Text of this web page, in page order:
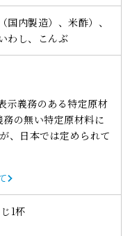
国内製造）、米酢）、
わし、こんぶ
示義務のある特定原材
の無い特定原材料に
、日本では定められて
1杯